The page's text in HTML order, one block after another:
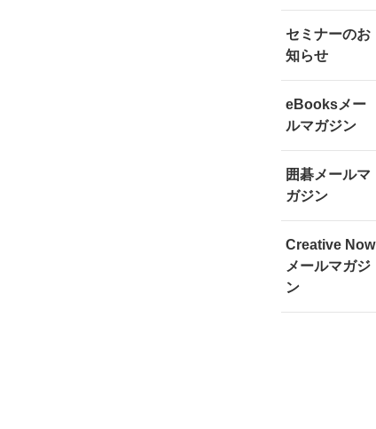
セミナーのお
知らせ
eBooksメー
ルマガジン
囲碁メールマ
ガジン
Creative Now
メールマガジ
ン